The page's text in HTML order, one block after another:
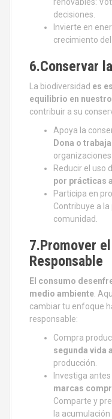
decisiones.
Invierte en
crecimiento
6.Conservar
La biodiversidad es
equilibrio en
contribuir a su
Apoya la
Dona o
Reducir el uso
por prácticas
Participa en
Contribuye a
comunidad.
7.Promover
Responsable
El consumo
medio ambiente .
cambiar tu enfoque
responsable:
Compra
segunda vida
producción.
Investiga
marcas
Comparte y
la